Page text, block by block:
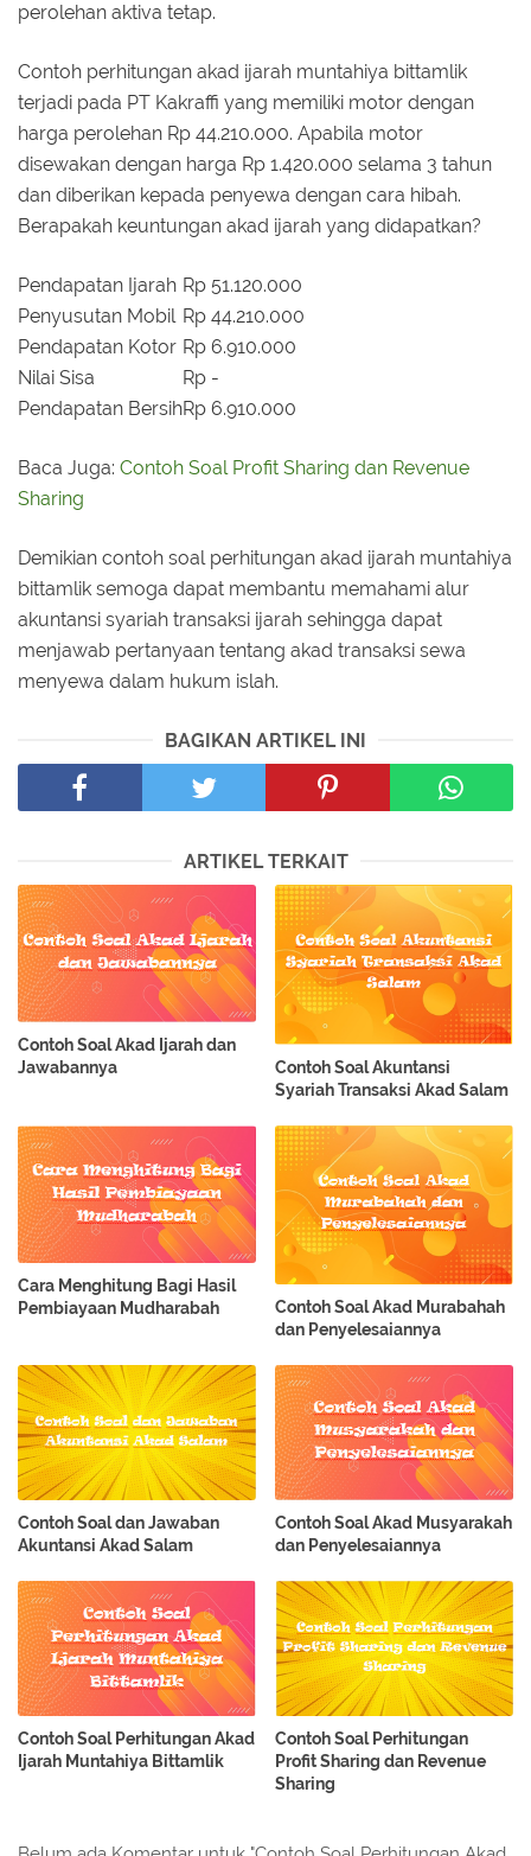
perolehan aktiva tetap.
Contoh perhitungan akad ijarah muntahiya bittamlik
terjadi pada PT Kakraffi yang memiliki motor dengan
harga perolehan Rp 44.210.000. Apabila motor
disewakan dengan harga Rp 1.420.000 selama 3 tahun
dan diberikan kepada penyewa dengan cara hibah.
Berapakah keuntungan akad ijarah yang didapatkan?
Pendapatan Ijarah Rp 51.120.000
Penyusutan Mobil Rp 44.210.000
Pendapatan Kotor Rp 6.910.000
Nilai Sisa
Rp -
Pendapatan BersihRp 6.910.000
Baca Juga: Contoh Soal Profit Sharing dan Revenue
Sharing
Demikian contoh soal perhitungan akad ijarah muntahiya
bittamlik semoga dapat membantu memahami alur
akuntansi syariah transaksi ijarah sehingga dapat
menjawab pertanyaan tentang akad transaksi sewa
menyewa dalam hukum islah.
BAGIKAN ARTIKEL INI
ARTIKEL TERKAIT
Contoh Soal Akad Ijarah dan
Jawabannya
Contoh Soal Akuntansi
Syariah Transaksi Akad Salam
Cara Menghitung Bagi Hasil
Pembiayaan Mudharabah
Contoh Soal Akad Murabahah
dan Penyelesaiannya
Contoh Soal dan Jawaban
Akuntansi Akad Salam
Contoh Soal Akad Musyarakah
dan Penyelesaiannya
Contoh Soal Perhitungan Akad
Ijarah Muntahiya Bittamlik
Contoh Soal Perhitungan
Profit Sharing dan Revenue
Sharing